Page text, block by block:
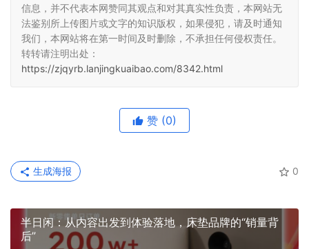
信息，并不代表本网赞同其观点和对其真实性负责，本网站无
法鉴别所上传图片或文字的知识版权，如果侵犯，请及时通知
我们，本网站将在第一时间及时删除，不承担任何侵权责任。
转转请注明出处：
https://zjqyrb.lanjingkuaibao.com/8342.html
赞 (0)
0
生成海报
半日闲：从内容出发到体验落地，床垫品牌的“销量背
后”